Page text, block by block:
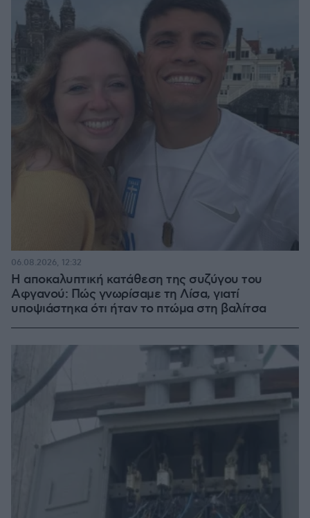
Η αποκαλυπτική κατάθεση της συζύγου του
Αφγανού: Πώς γνωρίσαμε τη Λίσα, γιατί
υποψιάστηκα ότι ήταν το πτώμα στη βαλίτσα
06.08.2026, 12:32